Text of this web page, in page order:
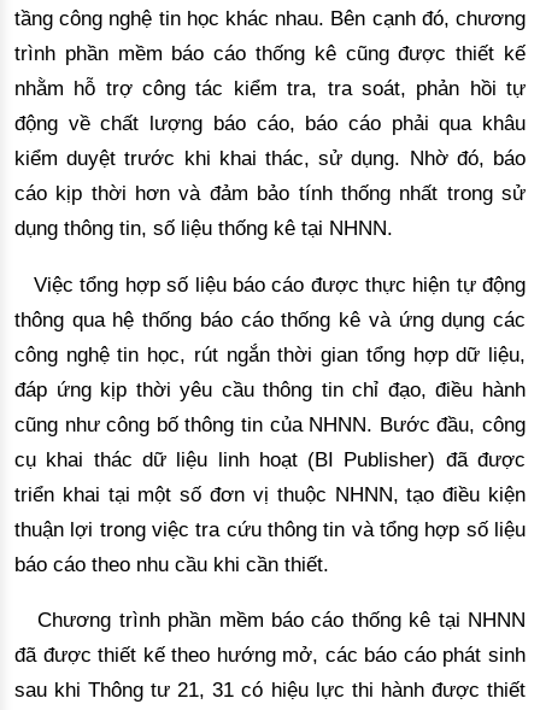
tầng công nghệ tin học khác nhau. Bên cạnh đó, chương
trình phần mềm báo cáo thống kê cũng được thiết kế
nhằm hỗ trợ công tác kiểm tra, tra soát, phản hồi tự
động về chất lượng báo cáo, báo cáo phải qua khâu
kiểm duyệt trước khi khai thác, sử dụng. Nhờ đó, báo
cáo kịp thời hơn và đảm bảo tính thống nhất trong sử
dụng thông tin, số liệu thống kê tại NHNN.
Việc tổng hợp số liệu báo cáo được thực hiện tự động
thông qua hệ thống báo cáo thống kê và ứng dụng các
công nghệ tin học, rút ngắn thời gian tổng hợp dữ liệu,
đáp ứng kịp thời yêu cầu thông tin chỉ đạo, điều hành
cũng như công bố thông tin của NHNN. Bước đầu, công
cụ khai thác dữ liệu linh hoạt (BI Publisher) đã được
triển khai tại một số đơn vị thuộc NHNN, tạo điều kiện
thuận lợi trong việc tra cứu thông tin và tổng hợp số liệu
báo cáo theo nhu cầu khi cần thiết.
Chương trình phần mềm báo cáo thống kê tại NHNN
đã được thiết kế theo hướng mở, các báo cáo phát sinh
sau khi Thông tư 21, 31 có hiệu lực thi hành được thiết